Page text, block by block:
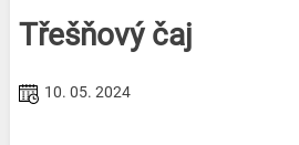
Třešňový čaj
10. 05. 2024